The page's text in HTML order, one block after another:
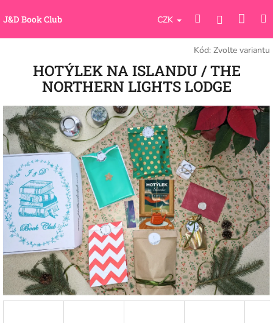
naJ&D Book Club CZK HledatPřihlášení
Kód: Zvolte variantu
HOTÝLEK NA ISLANDU / THE
NORTHERN LIGHTS LODGE